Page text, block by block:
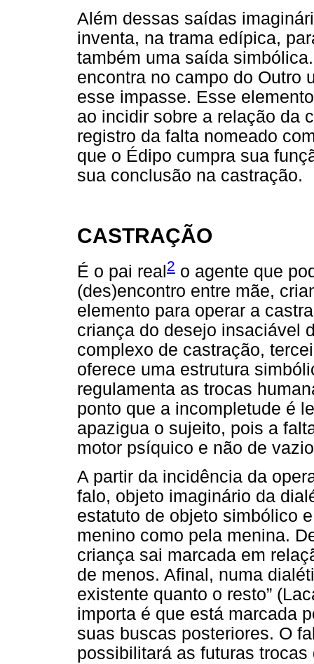
Além dessas saídas
inventa, na trama edípica,
também uma saída
encontra no campo do Outro
esse impasse. Esse
ao incidir sobre a relação da
registro da falta nomeado
que o Édipo cumpra sua
sua conclusão na castração.
CASTRAÇÃO
É o pai real2 o agente que
(des)encontro entre mãe,
elemento para operar a
criança do desejo insaciável
complexo de castração,
oferece uma estrutura
regulamenta as trocas
ponto que a incompletude é
apazigua o sujeito, pois a
motor psíquico e não de
A partir da incidência da
falo, objeto imaginário da
estatuto de objeto simbólico
menino como pela menina.
criança sai marcada em
de menos. Afinal, numa
existente quanto o resto”
importa é que está marcada
suas buscas posteriores. O
possibilitará as futuras